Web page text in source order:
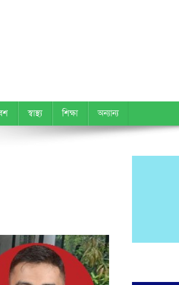
স্বাস্থ্য শিক্ষা অন্যান্য